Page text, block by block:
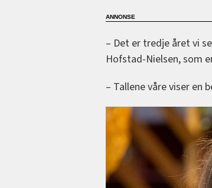
– Det er tredje året vi
Hofstad-Nielsen, som
– Tallene våre viser en